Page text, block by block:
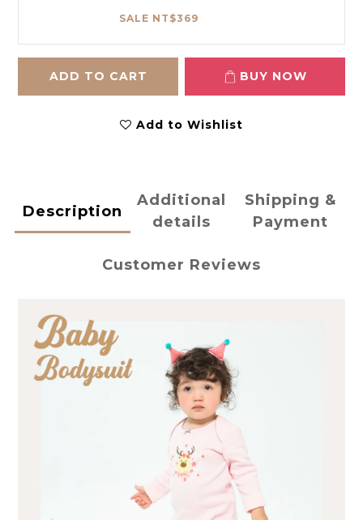
SALE NT$369
ADD TO CART BUY NOW
Add to Wishlist
Description
Additional
details
Shipping &
Payment
Customer Reviews